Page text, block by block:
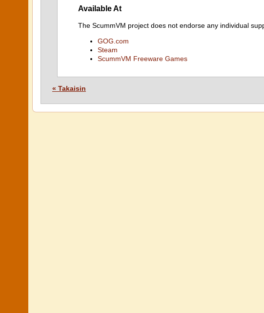
Available At
The ScummVM project does not endorse any individual
GOG.com
Steam
ScummVM Freeware Games
« Takaisin